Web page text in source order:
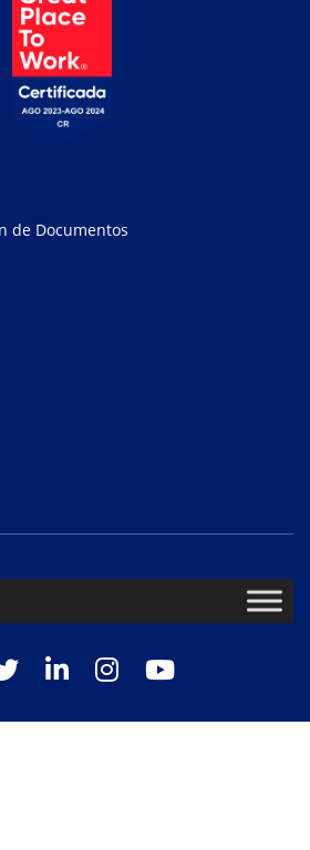
de Documentos
TwitterLinkedIn
Instagram
Youtube